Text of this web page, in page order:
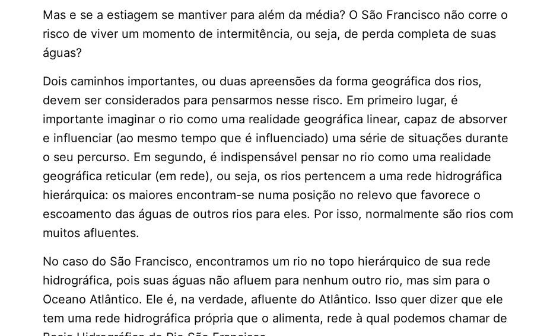
Mas e se a estiagem se mantiver para além da média? O São Francisco não corre o
risco de viver um momento de intermitência, ou seja, de perda completa de suas
águas?
Dois caminhos importantes, ou duas apreensões da forma geográfica dos rios,
devem ser considerados para pensarmos nesse risco. Em primeiro lugar, é
importante imaginar o rio como uma realidade geográfica linear, capaz de absorver
e influenciar (ao mesmo tempo que é influenciado) uma série de situações durante
o seu percurso. Em segundo, é indispensável pensar no rio como uma realidade
geográfica reticular (em rede), ou seja, os rios pertencem a uma rede hidrográfica
hierárquica: os maiores encontram-se numa posição no relevo que favorece o
escoamento das águas de outros rios para eles. Por isso, normalmente são rios com
muitos afluentes.
No caso do São Francisco, encontramos um rio no topo hierárquico de sua rede
hidrográfica, pois suas águas não afluem para nenhum outro rio, mas sim para o
Oceano Atlântico. Ele é, na verdade, afluente do Atlântico. Isso quer dizer que ele
tem uma rede hidrográfica própria que o alimenta, rede à qual podemos chamar de